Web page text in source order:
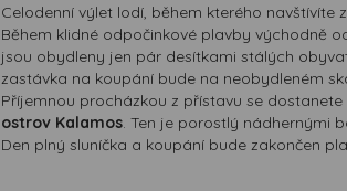
Celodenní výlet lodí, během kterého
Během klidné odpočinkové plavby východně
jsou obydleny jen pár desítkami stálých
zastávka na koupání bude na neobydleném
Příjemnou procházkou z přístavu se
ostrov Kalamos. Ten je porostlý nádhernými
Den plný sluníčka a koupání bude zakončen